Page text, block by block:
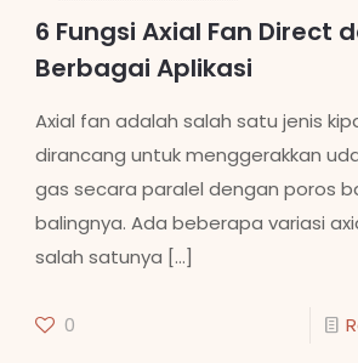
6 Fungsi Axial Fan Direct
Berbagai Aplikasi
Axial fan adalah salah satu jenis
dirancang untuk menggerakkan
gas secara paralel dengan poros
balingnya. Ada beberapa variasi
salah satunya […]
0